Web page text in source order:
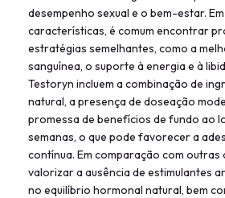
desempenho sexual e o bem-estar.
características, é comum encontrar
estratégias semelhantes, como a
sanguínea, o suporte à energia e à
Testoryn incluem a combinação de
natural, a presença de doseação
promessa de benefícios de fundo ao
semanas, o que pode favorecer a
contínua. Em comparação com
valorizar a ausência de estimulantes
no equilíbrio hormonal natural, bem